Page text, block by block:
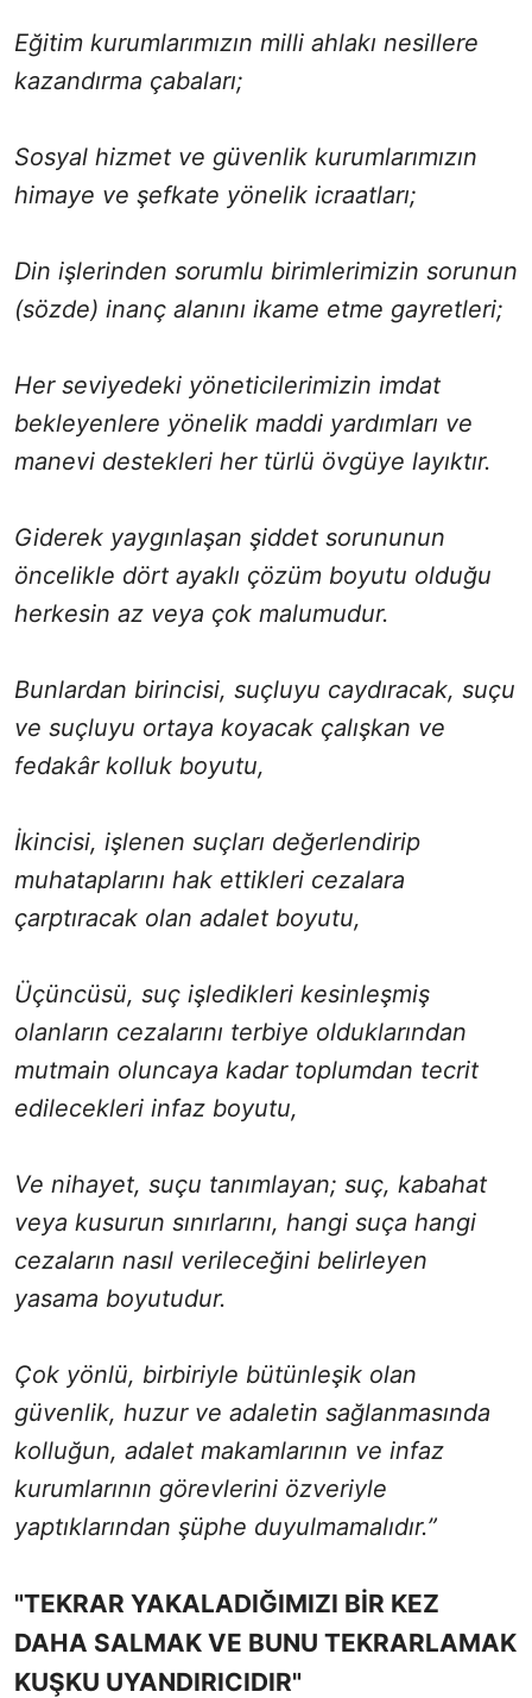
Eğitim kurumlarımızın milli ahlakı nesillere
kazandırma çabaları;
Sosyal hizmet ve güvenlik kurumlarımızın
himaye ve şefkate yönelik icraatları;
Din işlerinden sorumlu birimlerimizin sorunun
(sözde) inanç alanını ikame etme gayretleri;
Her seviyedeki yöneticilerimizin imdat
bekleyenlere yönelik maddi yardımları ve
manevi destekleri her türlü övgüye layıktır.
Giderek yaygınlaşan şiddet sorununun
öncelikle dört ayaklı çözüm boyutu olduğu
herkesin az veya çok malumudur.
Bunlardan birincisi, suçluyu caydıracak, suçu
ve suçluyu ortaya koyacak çalışkan ve
fedakâr kolluk boyutu,
İkincisi, işlenen suçları değerlendirip
muhataplarını hak ettikleri cezalara
çarptıracak olan adalet boyutu,
Üçüncüsü, suç işledikleri kesinleşmiş
olanların cezalarını terbiye olduklarından
mutmain oluncaya kadar toplumdan tecrit
edilecekleri infaz boyutu,
Ve nihayet, suçu tanımlayan; suç, kabahat
veya kusurun sınırlarını, hangi suça hangi
cezaların nasıl verileceğini belirleyen
yasama boyutudur.
Çok yönlü, birbiriyle bütünleşik olan
güvenlik, huzur ve adaletin sağlanmasında
kolluğun, adalet makamlarının ve infaz
kurumlarının görevlerini özveriyle
yaptıklarından şüphe duyulmamalıdır.”
"TEKRAR YAKALADIĞIMIZI BİR KEZ
DAHA SALMAK VE BUNU TEKRARLAMAK
KUŞKU UYANDIRICIDIR"